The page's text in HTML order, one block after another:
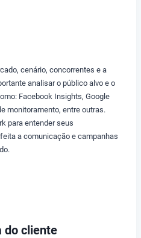
cenário, concorrentes e a
analisar o público alvo e o
Facebook Insights, Google
monitoramento, entre outras.
para entender seus
a comunicação e campanhas
do cliente